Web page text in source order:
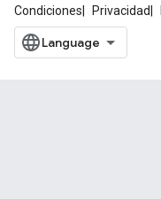
Condiciones Privacidad